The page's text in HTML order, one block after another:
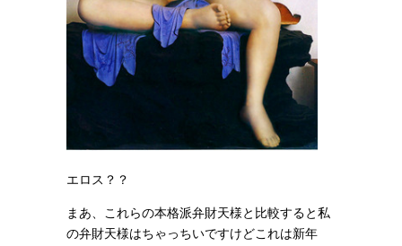
エロス？？
まあ、これらの本格派弁財天様と比較すると私
の弁財天様はちゃっちいですけどこれは新年